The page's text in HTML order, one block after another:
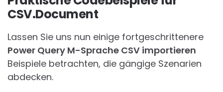
CSV.Document
Lassen Sie uns nun einige fortgeschrittenere
Power Query M-Sprache CSV importieren
Beispiele betrachten, die gängige Szenarien
abdecken.